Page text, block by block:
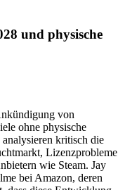
und physische
von
ohne physische
kritisch die
Lizenzprobleme
wie Steam. Jay
bei Amazon, deren